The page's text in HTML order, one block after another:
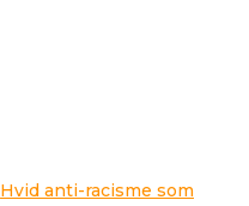
Hvid anti-racisme som